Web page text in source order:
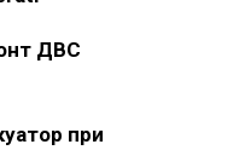
ДВС
при